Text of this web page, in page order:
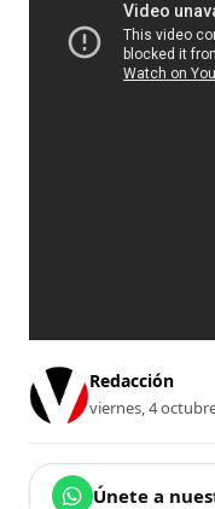
Redacción
viernes, 4
Únete a